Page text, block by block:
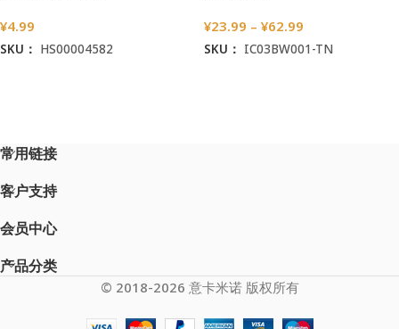
¥4.99
SKU： HS00004582
¥23.99 – ¥62.99
SKU： IC03BW001-TN
常用链接
客户支持
会员中心
产品分类
© 2018-2026 意卡米诺 版权所有